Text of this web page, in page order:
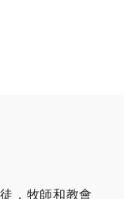
，牧師和教會